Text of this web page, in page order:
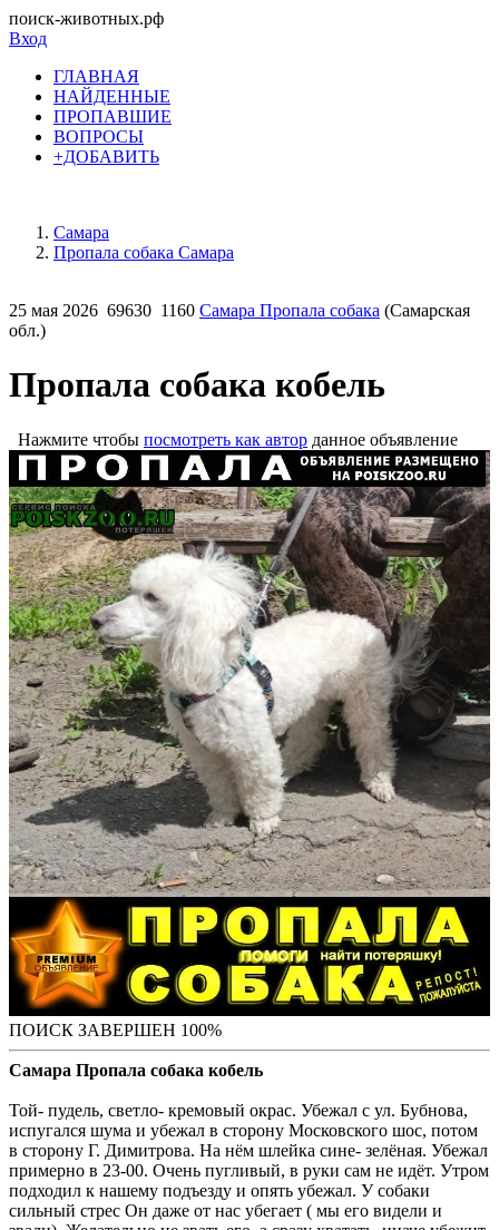
поиск-животных.рф
Вход
ГЛАВНАЯ
НАЙДЕННЫЕ
ПРОПАВШИЕ
ВОПРОСЫ
+ДОБАВИТЬ
Самара
Пропала собака Самара
25 мая 2026 69630 1160 Самара Пропала собака (Самарская
обл.)
Пропала собака кобель
Нажмите чтобы посмотреть как автор данное объявление
ПОИСК ЗАВЕРШЕН 100%
Самара Пропала собака кобель
Той- пудель, светло- кремовый окрас. Убежал с ул. Бубнова,
испугался шума и убежал в сторону Московского шос, потом
в сторону Г. Димитрова. На нём шлейка сине- зелёная. Убежал
примерно в 23-00. Очень пугливый, в руки сам не идёт. Утром
подходил к нашему подъезду и опять убежал. У собаки
сильный стрес Он даже от нас убегает ( мы его видели и